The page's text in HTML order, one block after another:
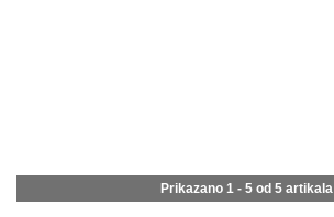
Prikazano 1 - 5 od 5 artikala